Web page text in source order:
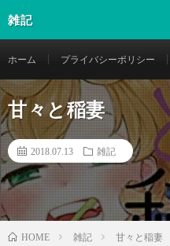
雑記
ホーム プライバシーポリシー
甘々と稲妻
2018.07.13 雑記
HOME 雑記 甘々と稲妻